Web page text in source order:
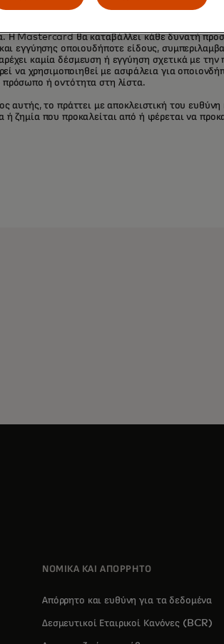
να συνεργαστεί με μια NEP ή/και για
Mastercard θα καταβάλλει κάθε δυνατή
εγγύησης οποιουδήποτε είδους,
καμία δέσμευση ή εγγύηση σχετικά με την
να χρησιμοποιηθεί με ασφάλεια για
ή οντότητα στη λίστα.
αυτής, το πράττει με αποκλειστική του
που προκαλείται από ή φέρεται να
ΝΟΜΙΚΑ ΚΑΙ ΑΠΟΡΡΗΤΟ
Απόρρητο και ευθύνη για τα δεδομένα
Δεσμευτικοί Εταιρικοί Κανόνες (BCR)